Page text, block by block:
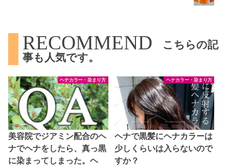
RECOMMEND
こちらの記
事も人気です。
ヘナカラー・染まり方
美容院でジアミン配合のヘ
ナでヘナをしたら、真っ黒
に染まってしまった。ヘ
ヘナカラー・染まり方
ヘナで黒髪にヘナカラーは
少しくらいは入らないので
すか？